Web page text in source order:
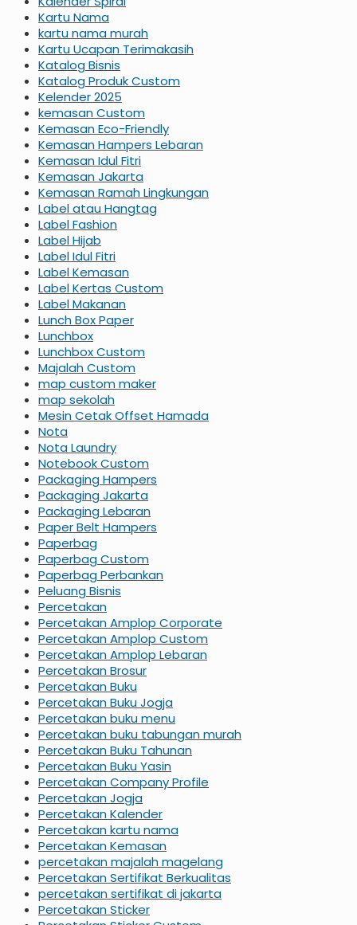
Kartu Nama
kartu nama murah
Kartu Ucapan Terimakasih
Katalog Bisnis
Katalog Produk Custom
Kelender 2025
kemasan Custom
Kemasan Eco-Friendly
Kemasan Hampers Lebaran
Kemasan Idul Fitri
Kemasan Jakarta
Kemasan Ramah Lingkungan
Label atau Hangtag
Label Fashion
Label Hijab
Label Idul Fitri
Label Kemasan
Label Kertas Custom
Label Makanan
Lunch Box Paper
Lunchbox
Lunchbox Custom
Majalah Custom
map custom maker
map sekolah
Mesin Cetak Offset Hamada
Nota
Nota Laundry
Notebook Custom
Packaging Hampers
Packaging Jakarta
Packaging Lebaran
Paper Belt Hampers
Paperbag
Paperbag Custom
Paperbag Perbankan
Peluang Bisnis
Percetakan
Percetakan Amplop Corporate
Percetakan Amplop Custom
Percetakan Amplop Lebaran
Percetakan Brosur
Percetakan Buku
Percetakan Buku Jogja
Percetakan buku menu
Percetakan buku tabungan murah
Percetakan Buku Tahunan
Percetakan Buku Yasin
Percetakan Company Profile
Percetakan Jogja
Percetakan Kalender
Percetakan kartu nama
Percetakan Kemasan
percetakan majalah magelang
Percetakan Sertifikat Berkualitas
percetakan sertifikat di jakarta
Percetakan Sticker